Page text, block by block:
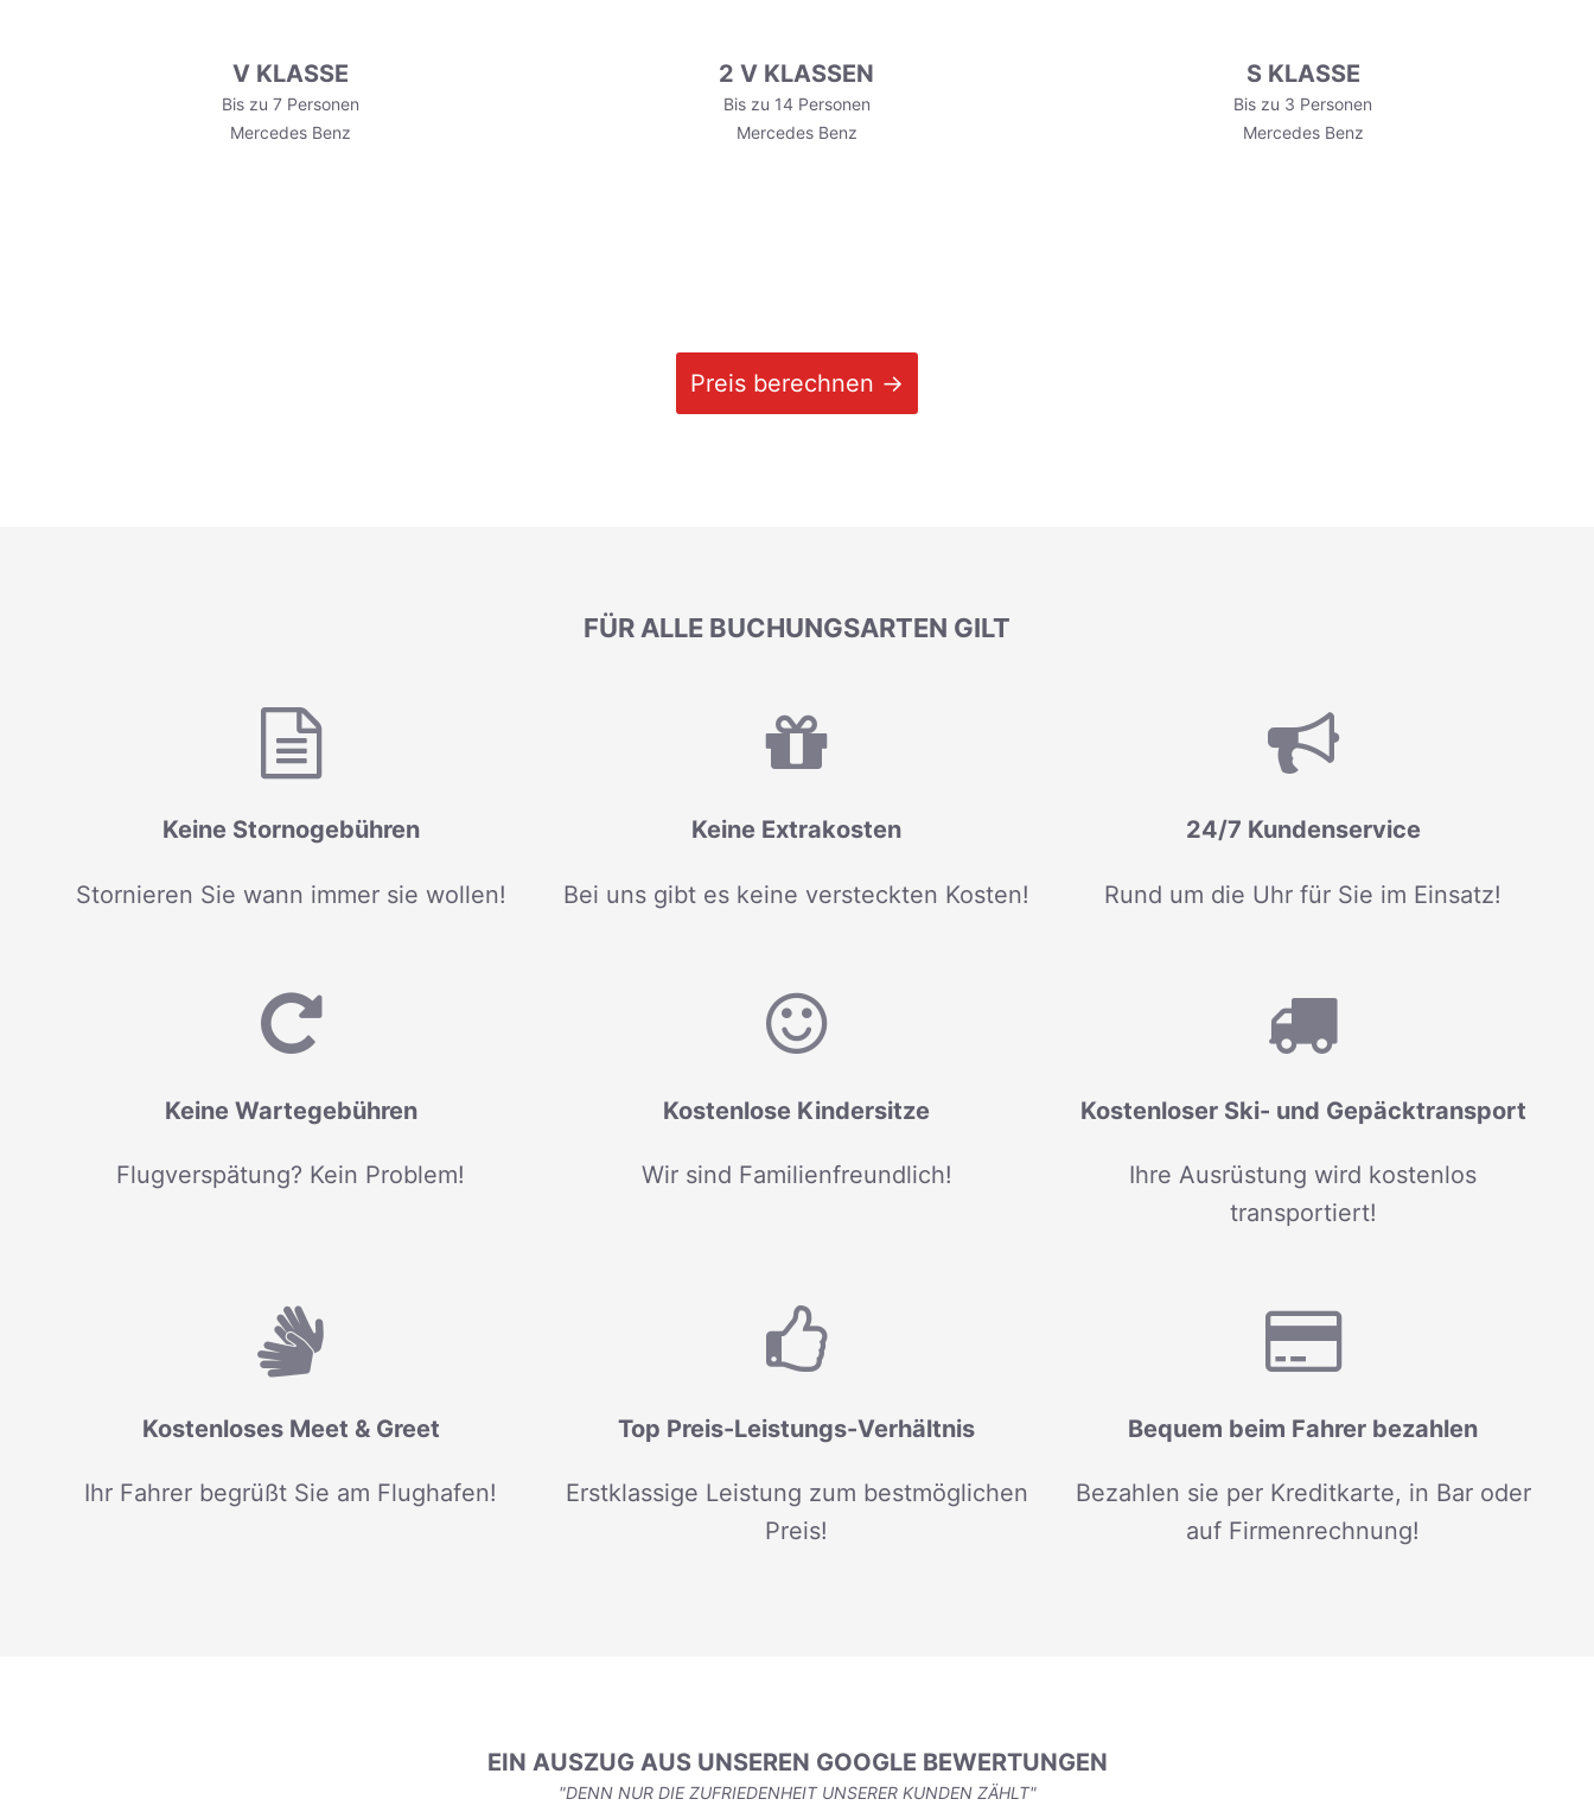
V KLASSE
Bis zu 7 Personen
Mercedes Benz
2 V KLASSEN
Bis zu 14 Personen
Mercedes Benz
S KLASSE
Bis zu 3 Personen
Mercedes Benz
Preis berechnen →
FÜR ALLE BUCHUNGSARTEN GILT
Keine Stornogebühren
Stornieren Sie wann immer sie wollen!
Keine Extrakosten
Bei uns gibt es keine versteckten Kosten!
24/7 Kundenservice
Rund um die Uhr für Sie im Einsatz!
Keine Wartegebühren
Flugverspätung? Kein Problem!
Kostenlose Kindersitze
Wir sind Familienfreundlich!
Kostenloser Ski- und Gepäcktransport
Ihre Ausrüstung wird kostenlos
transportiert!
Kostenloses Meet & Greet
Ihr Fahrer begrüßt Sie am Flughafen!
Top Preis-Leistungs-Verhältnis
Erstklassige Leistung zum bestmöglichen
Preis!
Bequem beim Fahrer bezahlen
Bezahlen sie per Kreditkarte, in Bar oder
auf Firmenrechnung!
EIN AUSZUG AUS UNSEREN GOOGLE BEWERTUNGEN
"DENN NUR DIE ZUFRIEDENHEIT UNSERER KUNDEN ZÄHLT"